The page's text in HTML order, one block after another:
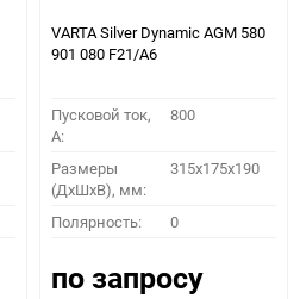
VARTA Silver Dynamic AGM 580
901 080 F21/A6
Пусковой ток,
A:
800
Размеры
(ДхШхВ), мм:
315x175x190
Полярность: 0
по запросу